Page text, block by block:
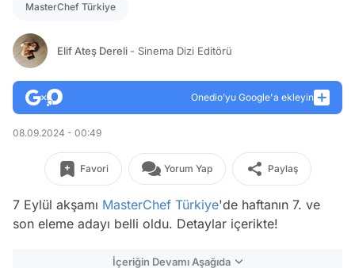
MasterChef Türkiye
Elif Ateş Dereli - Sinema Dizi Editörü
Onedio’yu Google'a ekleyin
08.09.2024 - 00:49
Favori Yorum Yap Paylaş
7 Eylül akşamı MasterChef Türkiye'de haftanın 7. ve
son eleme adayı belli oldu. Detaylar içerikte!
İçeriğin Devamı Aşağıda